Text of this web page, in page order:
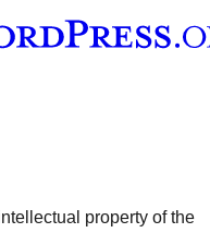
property of the